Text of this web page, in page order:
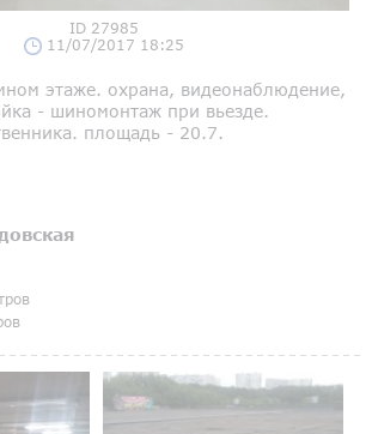
ID 27985
11/07/2017 18:25
этаже. охрана, видеонаблюдение,
- шиномонтаж при вьезде.
площадь - 20.7.